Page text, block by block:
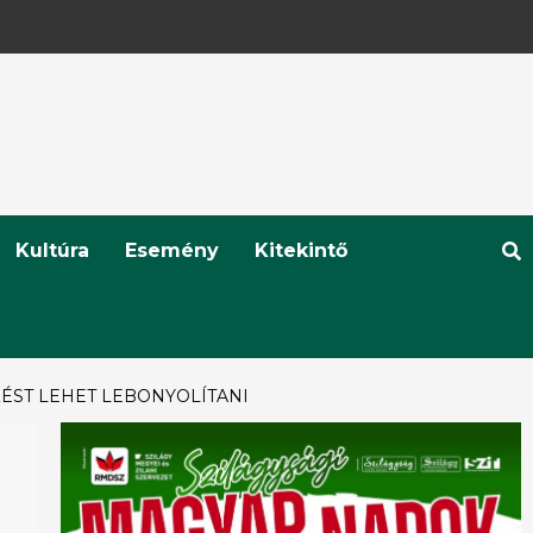
Kultúra Esemény Kitekintő
LEHET LEBONYOLÍTANI